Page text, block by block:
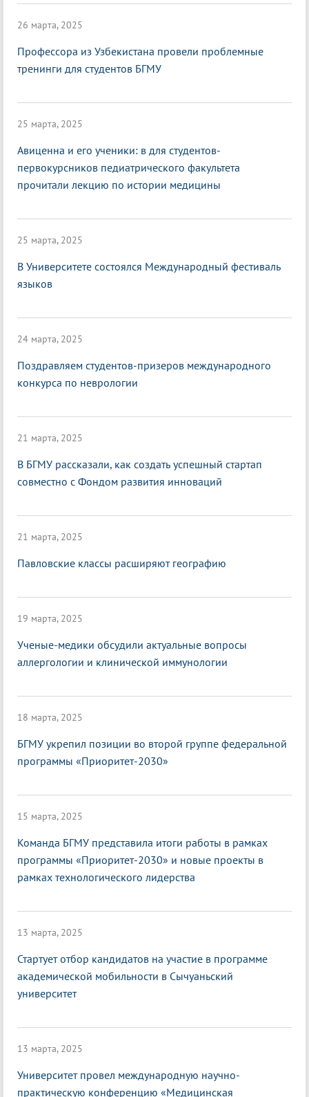
26 марта, 2025
Профессора из Узбекистана провели проблемные
тренинги для студентов БГМУ
25 марта, 2025
Авиценна и его ученики: в для студентов-
первокурсников педиатрического факультета
прочитали лекцию по истории медицины
25 марта, 2025
В Университете состоялся Международный фестиваль
языков
24 марта, 2025
Поздравляем студентов-призеров международного
конкурса по неврологии
21 марта, 2025
В БГМУ рассказали, как создать успешный стартап
совместно с Фондом развития инноваций
21 марта, 2025
Павловские классы расширяют географию
19 марта, 2025
Ученые-медики обсудили актуальные вопросы
аллергологии и клинической иммунологии
18 марта, 2025
БГМУ укрепил позиции во второй группе федеральной
программы «Приоритет-2030»
15 марта, 2025
Команда БГМУ представила итоги работы в рамках
программы «Приоритет-2030» и новые проекты в
рамках технологического лидерства
13 марта, 2025
Стартует отбор кандидатов на участие в программе
академической мобильности в Сычуаньский
университет
13 марта, 2025
Университет провел международную научно-
практическую конференцию «Медицинская